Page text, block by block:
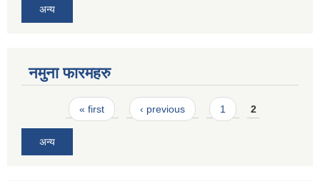
अन्य
नमुना फारमहरु
Pages« first ‹ previous 1 2
अन्य